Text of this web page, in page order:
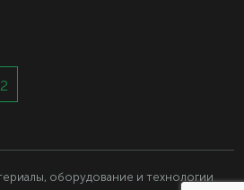
оборудование и технологии